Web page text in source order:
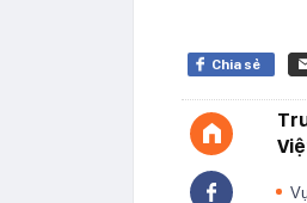
Chia sẻ